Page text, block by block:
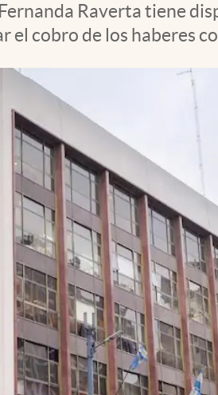
Raverta tiene
el cobro de los haberes